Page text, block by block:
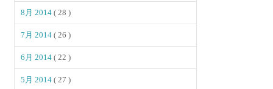
8月 2014( 28 )
7月 2014( 26 )
6月 2014( 22 )
5月 2014( 27 )